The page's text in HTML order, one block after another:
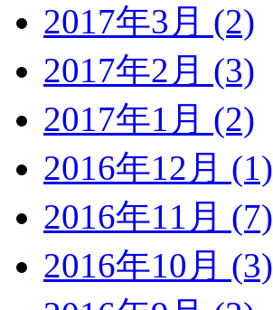
2017年3月 (2)
2017年2月 (3)
2017年1月 (2)
2016年12月 (1)
2016年11月 (7)
2016年10月 (3)